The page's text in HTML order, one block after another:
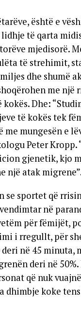
është e
të qarta
mjedisorë.
të strehimit,
dhe shumë
me një
kokës. Dhe:
të kokës tek
mungesën e
Peter Kropp.
gjenetik, kjo
një atak
se sportet që
në
për fëmijët,
i rregullt, për
në 45 minuta,
deri në
që nuk
dhimbje koke